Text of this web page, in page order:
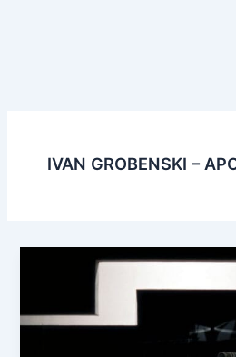
IVAN GROBENSKI –